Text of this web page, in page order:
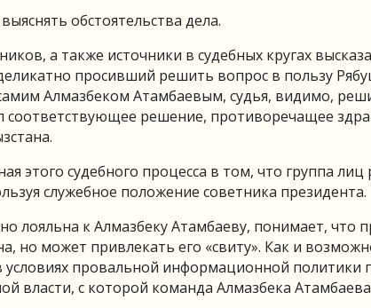
обстоятельства дела.
а также источники в судебных кругах
просивший решить вопрос в пользу
Алмазбеком Атамбаевым, судья, видимо,
соответствующее решение, противоречащее
этого судебного процесса в том, что группа
служебное положение советника президента.
лояльна к Алмазбеку Атамбаеву, понимает, что
но может привлекать его «свиту». Как и
провальной информационной политики
власти, с которой команда Алмазбека